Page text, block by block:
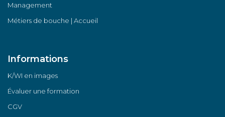
Management
Métiers de bouche | Accueil
Informations
K/WI en images
Évaluer une formation
CGV